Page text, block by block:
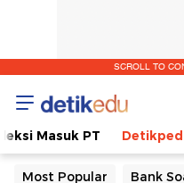
SCROLL TO
Masuk PT
Most Popular Bank